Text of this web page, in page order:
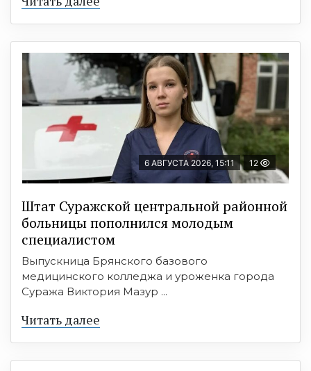
6 АВГУСТА 2026, 15:11 12
Штат Суражской центральной районной
больницы пополнился молодым
специалистом
Выпускница Брянского базового
медицинского колледжа и уроженка города
Суража Виктория Мазур ...
Читать далее